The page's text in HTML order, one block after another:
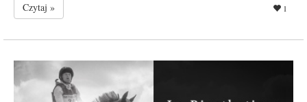
Czytaj »
1